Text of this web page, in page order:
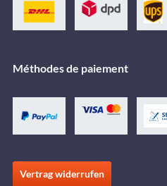
Méthodes de paiement
Vertrag widerrufen